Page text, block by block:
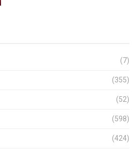
(7)
(355)
(52)
(598)
(424)